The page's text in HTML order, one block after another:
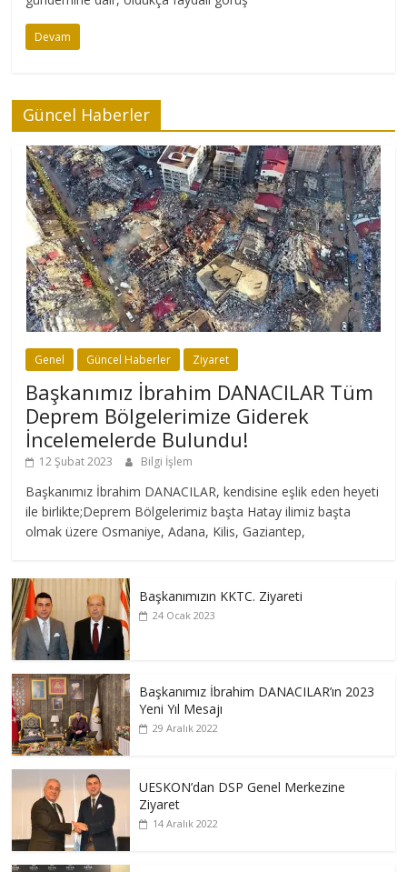
Devam
Güncel Haberler
Genel Güncel Haberler Ziyaret
Başkanımız İbrahim DANACILAR Tüm
Deprem Bölgelerimize Giderek
İncelemelerde Bulundu!
12 Şubat 2023 Bilgi İşlem
Başkanımız İbrahim DANACILAR, kendisine eşlik eden heyeti
ile birlikte;Deprem Bölgelerimiz başta Hatay ilimiz başta
olmak üzere Osmaniye, Adana, Kilis, Gaziantep,
Başkanımızın KKTC. Ziyareti
24 Ocak 2023
Başkanımız İbrahim DANACILAR’ın 2023
Yeni Yıl Mesajı
29 Aralık 2022
UESKON’dan DSP Genel Merkezine
Ziyaret
14 Aralık 2022